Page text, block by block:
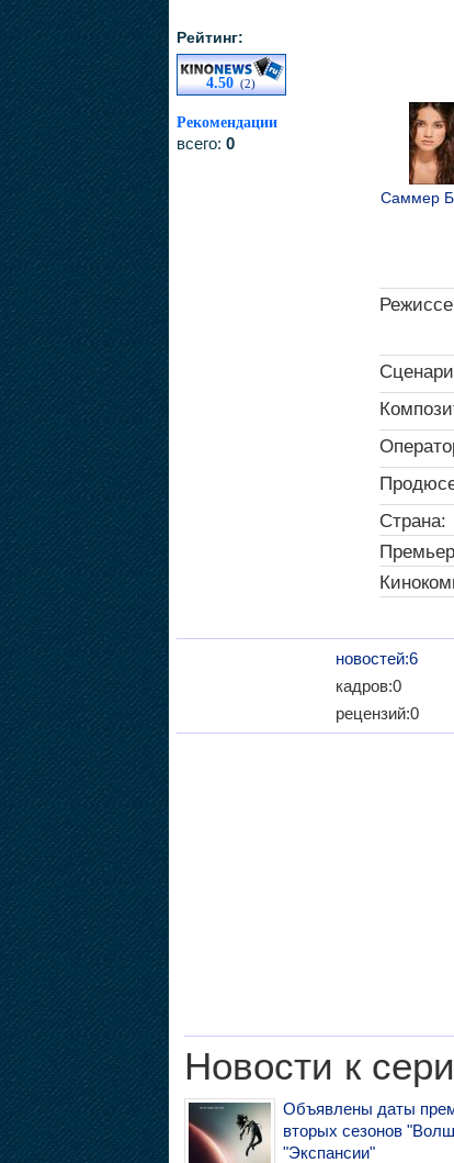
Рейтинг:
4.50 (2)
Рекомендации
всего: 0
Саммер
Страна:
новостей:6
кадров:0
рецензий:0
Новости к
Объявлены даты
вторых сезонов
"Экспансии"